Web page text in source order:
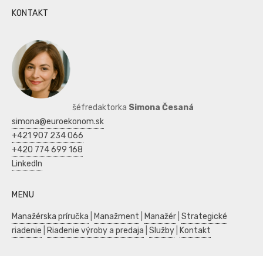
KONTAKT
šéfredaktorka Simona Česaná
simona@euroekonom.sk
+421 907 234 066
+420 774 699 168
LinkedIn
MENU
Manažérska príručka Manažment Manažér Strategické
riadenie
Riadenie výroby a predaja Služby Kontakt